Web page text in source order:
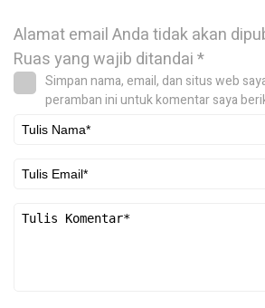
Alamat email Anda tidak akan
Ruas yang wajib ditandai*
Simpan nama, email, dan situs web
peramban ini untuk komentar saya